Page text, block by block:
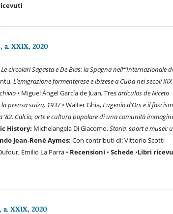
a. XXIX, 2020
Le circolari Sagasta e De Blas: la Spagna nell’“Internazionale
L’emigrazione formenterese e ibizese a Cuba nei secoli XIX
• Miguel Ángel García de Juan, Tresartículos de Niceto
laprensa suiza, 1937• Walter Ghia,Eugenio d’Ors e il
’82. Calcio, arte e cultura popolare di una comunità
History: Michelangela Di Giacomo,Storia, sport e musei:
Jean-René Aymes:Con contributi di: Vittorio Scotti
Emilio La Parra • Recensioni •Schede •Libri
a. XXIX, 2020